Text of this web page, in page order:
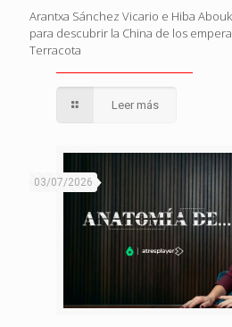
Arantxa Sánchez Vicario e Hiba Abouk
para descubrir la China de los
Terracota
Leer más
03/07/2026